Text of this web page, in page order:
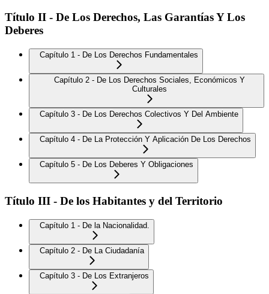
Título II - De Los Derechos, Las Garantías Y Los
Deberes
Capítulo 1 - De Los Derechos Fundamentales
Capítulo 2 - De Los Derechos Sociales, Económicos Y
Culturales
Capítulo 3 - De Los Derechos Colectivos Y Del Ambiente
Capítulo 4 - De La Protección Y Aplicación De Los Derechos
Capítulo 5 - De Los Deberes Y Obligaciones
Título III - De los Habitantes y del Territorio
Capítulo 1 - De la Nacionalidad.
Capítulo 2 - De La Ciudadanía
Capítulo 3 - De Los Extranjeros